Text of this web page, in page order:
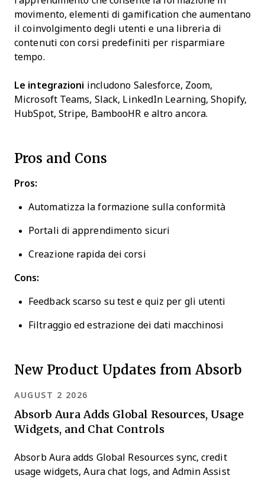
movimento, elementi di gamification che aumentano
il coinvolgimento degli utenti e una libreria di
contenuti con corsi predefiniti per risparmiare
tempo.
Le integrazioni includono Salesforce, Zoom,
Microsoft Teams, Slack, LinkedIn Learning, Shopify,
HubSpot, Stripe, BambooHR e altro ancora.
Pros and Cons
Pros:
Automatizza la formazione sulla conformità
Portali di apprendimento sicuri
Creazione rapida dei corsi
Cons:
Feedback scarso su test e quiz per gli utenti
Filtraggio ed estrazione dei dati macchinosi
New Product Updates from Absorb
AUGUST 2 2026
Absorb Aura Adds Global Resources, Usage
Widgets, and Chat Controls
Absorb Aura adds Global Resources sync, credit
usage widgets, Aura chat logs, and Admin Assist